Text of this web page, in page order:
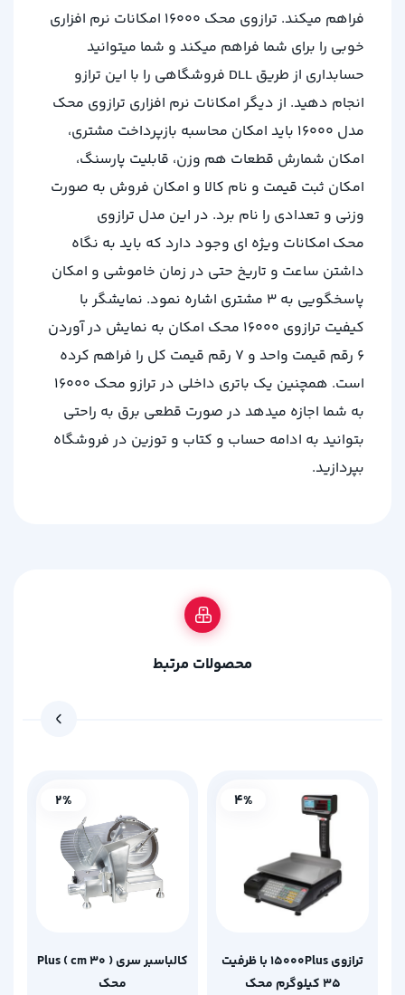
فراهم میکند. ترازوی محک 16000 امکانات نرم افزاری
خوبی را برای شما فراهم میکند و شما میتوانید
حسابداری از طریق DLL فروشگاهی را با این ترازو
انجام دهید. از دیگر امکانات نرم افزاری ترازوی محک
مدل 16000 باید امکان محاسبه بازپرداخت مشتری،
امکان شمارش قطعات هم وزن، قابلیت پارسنگ،
امکان ثبت قیمت و نام کالا و امکان فروش به صورت
وزنی و تعدادی را نام برد. در این مدل ترازوی
محک امکانات ویژه ای وجود دارد که باید به نگاه
داشتن ساعت و تاریخ حتی در زمان خاموشی و امکان
پاسخگویی به 3 مشتری اشاره نمود. نمایشگر با
کیفیت ترازوی 16000 محک امکان به نمایش در آوردن
6 رقم قیمت واحد و 7 رقم قیمت کل را فراهم کرده
است. همچنین یک باتری داخلی در ترازو محک 16000
به شما اجازه میدهد در صورت قطعی برق به راحتی
بتوانید به ادامه حساب و کتاب و توزین در فروشگاه
بپردازید.
محصولات مرتبط
ترازوی 15000Plus با ظرفیت
35 کیلوگرم محک
4%
کالباسبر سری Plus ( cm 30 )
محک
2%